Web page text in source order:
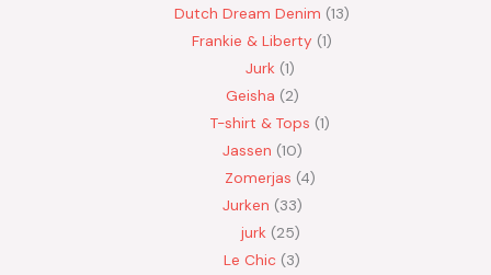
Dutch Dream Denim 13
Frankie & Liberty 1
Jurk 1
Geisha 2
T-shirt & Tops 1
Jassen 10
Zomerjas 4
Jurken 33
jurk 25
Le Chic 3